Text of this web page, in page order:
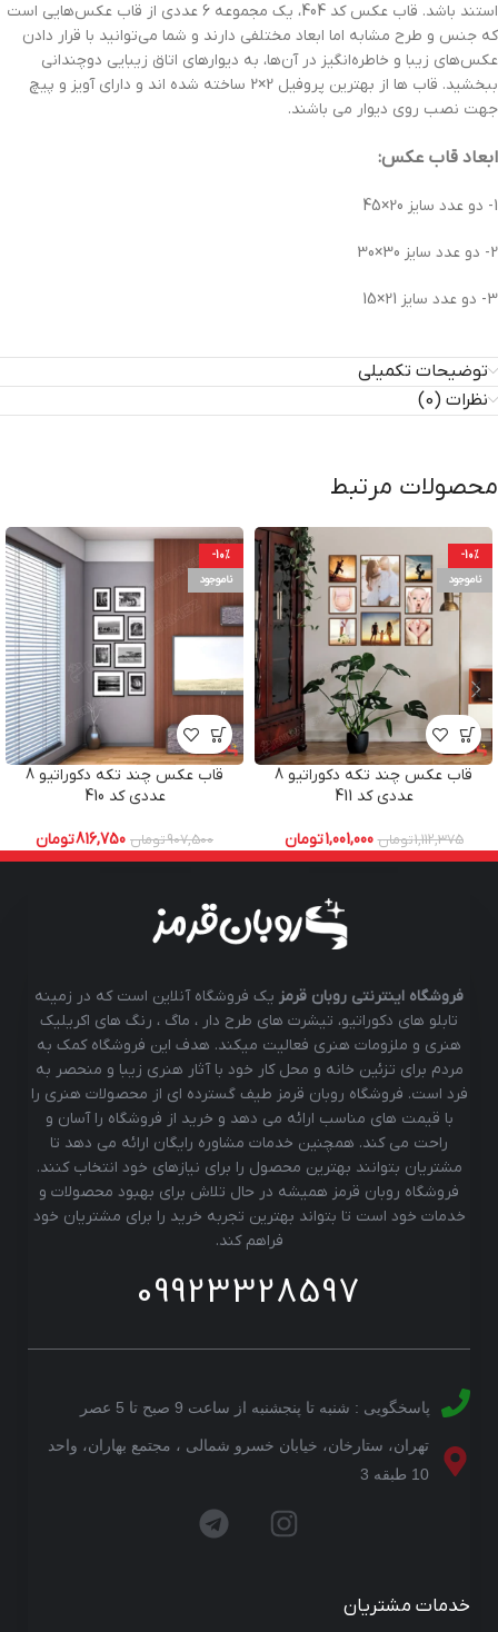
استند باشد. قاب عکس کد 404، یک مجموعه 6 عددی از قاب عکس‌هایی است
که جنس و طرح مشابه اما ابعاد مختلفی دارند و شما می‌توانید با قرار دادن
عکس‌های زیبا و خاطره‌انگیز در آن‌ها، به دیوارهای اتاق زیبایی دوچندانی
ببخشید. قاب ها از بهترین پروفیل 2×2 ساخته شده اند و دارای آویز و پیچ
جهت نصب روی دیوار می باشند.
ابعاد قاب عکس:
1- دو عدد سایز 20×45
2- دو عدد سایز 30×30
3- دو عدد سایز 21×15
توضیحات تکمیلی
نظرات (0)
محصولات مرتبط
-10%
ناموجود
قاب عکس چند تکه دکوراتیو 8
عددی کد 411
1,112,375تومان 1,001,000تومان
-10%
ناموجود
قاب عکس چند تکه دکوراتیو 8
عددی کد 410
907,500تومان 816,750تومان
فروشگاه اینترنتی روبان قرمز یک فروشگاه آنلاین است که در زمینه
تابلو های دکوراتیو، تیشرت های طرح دار ، ماگ ، رنگ های اکریلیک
هنری و ملزومات هنری فعالیت میکند. هدف این فروشگاه کمک به
مردم برای تزئین خانه و محل کار خود با آثار هنری زیبا و منحصر به
فرد است. فروشگاه روبان قرمز طیف گسترده ای از محصولات هنری را
با قیمت های مناسب ارائه می دهد و خرید از فروشگاه را آسان و
راحت می کند. همچنین خدمات مشاوره رایگان ارائه می دهد تا
مشتریان بتوانند بهترین محصول را برای نیازهای خود انتخاب کنند.
فروشگاه روبان قرمز همیشه در حال تلاش برای بهبود محصولات و
خدمات خود است تا بتواند بهترین تجربه خرید را برای مشتریان خود
فراهم کند.
09923328597
پاسخگویی : شنبه تا پنجشنبه از ساعت 9 صبح تا 5 عصر
تهران، ستارخان، خیابان خسرو شمالی ، مجتمع بهاران، واحد
10 طبقه 3
خدمات مشتریان